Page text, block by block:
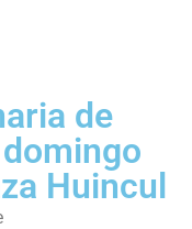
de
Huincul